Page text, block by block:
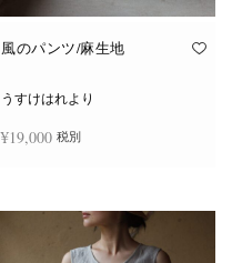
風のパンツ/麻生地
うすけはれより
¥19,000 税別